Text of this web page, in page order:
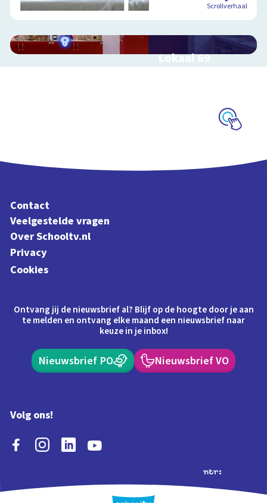
Scrollverhaal
Lokaal 69
Interactieve
Contact
Veelgestelde vragen
Over Schooltv.nl
Privacy
Cookies
Ontvang jij de nieuwsbrief al? Blijf op de hoogte door je aan
te melden en ontvang elke maand een nieuwsbrief naar
keuze in je inbox!
Nieuwsbrief PO Nieuwsbrief VO
Volg ons!